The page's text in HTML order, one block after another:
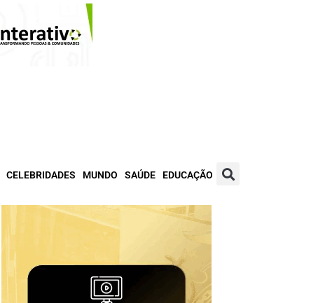
CELEBRIDADES MUNDO SAÚDE EDUCAÇÃO